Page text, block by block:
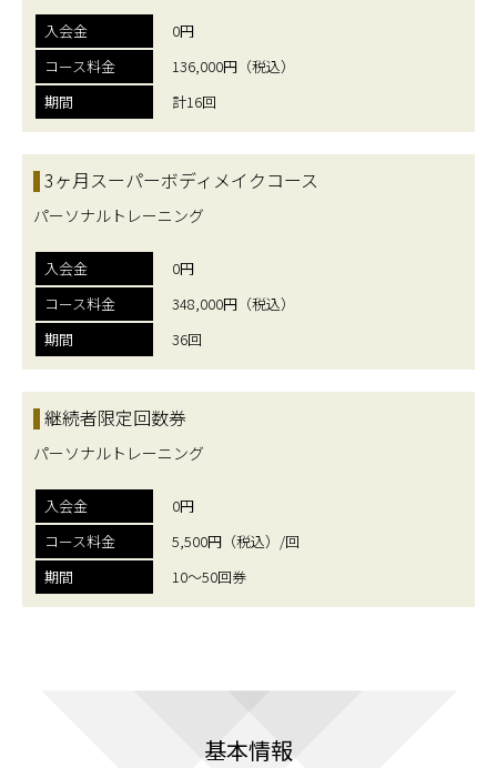
入会金
0円
コース料金
136,000円（税込）
期間
計16回
3ヶ月スーパーボディメイクコース
パーソナルトレーニング
入会金
0円
コース料金
348,000円（税込）
期間
36回
継続者限定回数券
パーソナルトレーニング
入会金
0円
コース料金
5,500円（税込）/回
期間
10〜50回券
基本情報